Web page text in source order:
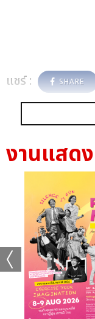
แชร์ : SHARE
งานแสดง